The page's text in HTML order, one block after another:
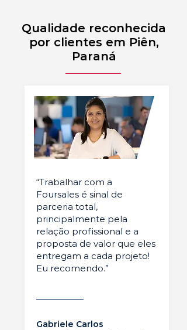
Qualidade reconhecida
por clientes em Piên,
Paraná
“Trabalhar com a
Foursales é sinal de
parceria total,
principalmente pela
relação profissional e a
proposta de valor que eles
entregam a cada projeto!
Eu recomendo.”
Gabriele Carlos